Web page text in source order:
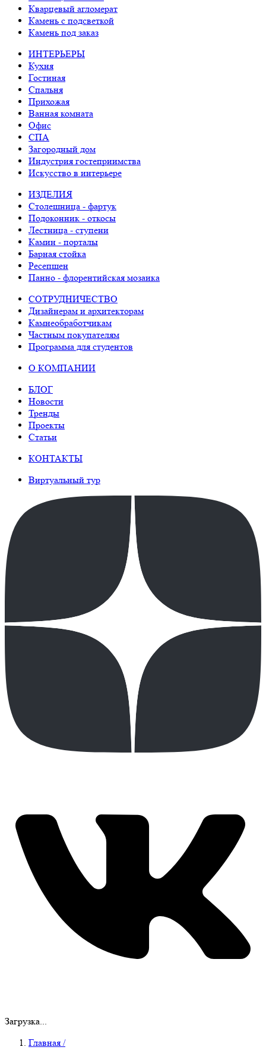
Кварцевый агломерат
Камень с подсветкой
Камень под заказ
ИНТЕРЬЕРЫ
Кухня
Гостиная
Спальня
Прихожая
Ванная комната
Офис
СПА
Загородный дом
Индустрия гостеприимства
Искусство в интерьере
ИЗДЕЛИЯ
Столешница - фартук
Подоконник - откосы
Лестница - ступени
Камин - порталы
Барная стойка
Ресепшен
Панно - флорентийская мозаика
СОТРУДНИЧЕСТВО
Дизайнерам и архитекторам
Камнеобработчикам
Частным покупателям
Программа для студентов
О КОМПАНИИ
БЛОГ
Новости
Тренды
Проекты
Статьи
КОНТАКТЫ
Виртуальный тур
Загрузка...
Главная /